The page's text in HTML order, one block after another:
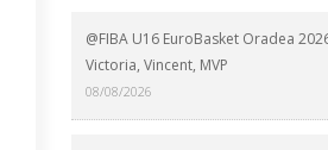
@FIBA U16 EuroBasket Oradea
Victoria, Vincent, MVP
08/08/2026